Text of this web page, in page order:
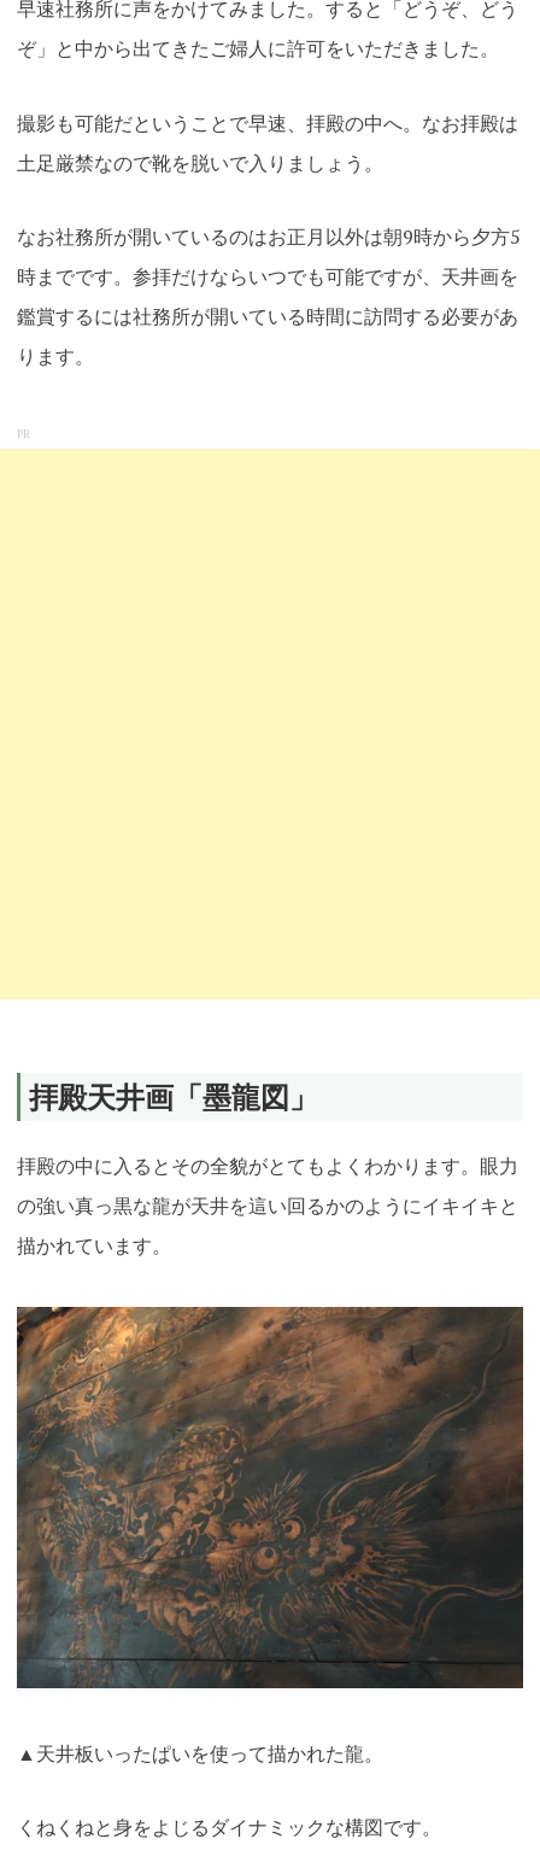
早速社務所に声をかけてみました。すると「どうぞ、どう
ぞ」と中から出てきたご婦人に許可をいただきました。
撮影も可能だということで早速、拝殿の中へ。なお拝殿は
土足厳禁なので靴を脱いで入りましょう。
なお社務所が開いているのはお正月以外は朝9時から夕方5
時までです。参拝だけならいつでも可能ですが、天井画を
鑑賞するには社務所が開いている時間に訪問する必要があ
ります。
PR
拝殿天井画「墨龍図」
拝殿の中に入るとその全貌がとてもよくわかります。眼力
の強い真っ黒な龍が天井を這い回るかのようにイキイキと
描かれています。
▲天井板いったぱいを使って描かれた龍。
くねくねと身をよじるダイナミックな構図です。